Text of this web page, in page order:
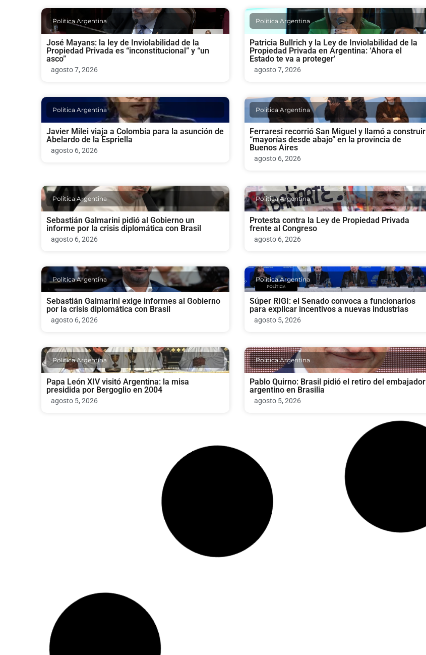
Politica Argentina
José Mayans: la ley de Inviolabilidad de la
Propiedad Privada es “inconstitucional” y “un
asco”
agosto 7, 2026
Politica Argentina
Patricia Bullrich y la Ley de Inviolabilidad de la
Propiedad Privada en Argentina: ‘Ahora el
Estado te va a proteger’
agosto 7, 2026
Politica Argentina
Javier Milei viaja a Colombia para la asunción de
Abelardo de la Espriella
agosto 6, 2026
Politica Argentina
Ferraresi recorrió San Miguel y llamó a construir
“mayorías desde abajo” en la provincia de
Buenos Aires
agosto 6, 2026
Politica Argentina
Sebastián Galmarini pidió al Gobierno un
informe por la crisis diplomática con Brasil
agosto 6, 2026
Politica Argentina
Protesta contra la Ley de Propiedad Privada
frente al Congreso
agosto 6, 2026
Politica Argentina
Sebastián Galmarini exige informes al Gobierno
por la crisis diplomática con Brasil
agosto 6, 2026
Politica Argentina
Súper RIGI: el Senado convoca a funcionarios
para explicar incentivos a nuevas industrias
agosto 5, 2026
Politica Argentina
Papa León XIV visitó Argentina: la misa
presidida por Bergoglio en 2004
agosto 5, 2026
Politica Argentina
Pablo Quirno: Brasil pidió el retiro del embajador
argentino en Brasilia
agosto 5, 2026
El nuncio apostólico Michael Wallace Banach
presidirá una misa en la Catedral Metropolitana
Mariana Ron asume la Dirección de Asuntos
Culturales de la Cancillería Argentina
agosto 5, 2026
¿Por qué el Papa Francisco nunca visitó
Politica Argentina
Politica Argentina
Pablo José Rodríguez Brizuela, nuevo
embajador de Argentina en Georgia